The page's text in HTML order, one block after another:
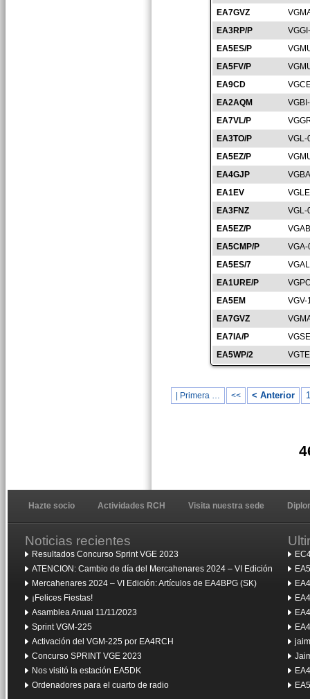
EA7GVZ
EA3RP/P
EA5ES/P
EA5FV/P
EA9CD
EA2AQM
EA7VL/P
EA3TO/P
VGL-
EA5EZ/P
EA4GJP
EA1EV
EA3FNZ
VGL-
EA5EZ/P
EA5CMP/P
EA5ES/7
EA1URE/P
EA5EM
VGV-
EA7GVZ
EA7IA/P
EA5WP/2
| Primera … << < Anterior
Hazte socio Actividades RCH Visita nuestra sede
Noticias recientes
Resultados Concurso Sprint VGE 2023
ATENCION: Cambio de día del Mercahenares 2024 – VI Edición
Mercahenares 2024 – VI Edición: Artículos de EA4BPG (SK)
¡Felices Fiestas!
Asamblea Anual 11/11/2023
Sprint VGM-225
Activación del VGM-225 por EA4RCH
Concurso SPRINT VGE 2023
Nos visitó la estación EA5DK
Ordenadores para el cuarto de radio